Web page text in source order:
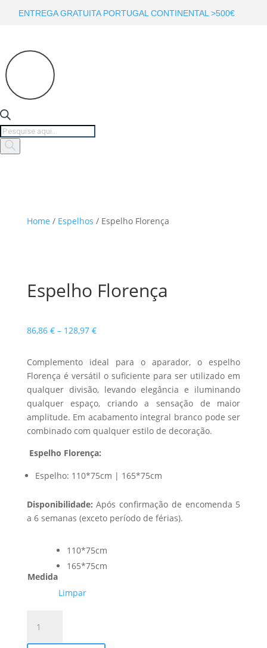
ENTREGA GRATUITA PORTUGAL CONTINENTAL >500€
Products
search
Home / Espelhos / Espelho Florença
Espelho Florença
86,86 € – 128,97 €Price
86,86 €
through
128,97 €
Complemento ideal para o aparador, o espelho
Florença é versátil o suficiente para ser utilizado em
qualquer divisão, levando elegância e iluminando
qualquer espaço, criando a sensação de maior
amplitude. Em acabamento integral branco pode ser
combinado com qualquer estilo de decoração.
Espelho Florença:
Espelho: 110*75cm | 165*75cm
Disponibilidade: Após confirmação de encomenda 5
a 6 semanas (exceto período de férias).
Medida
110*75cm
165*75cm
Limpar
Espelho